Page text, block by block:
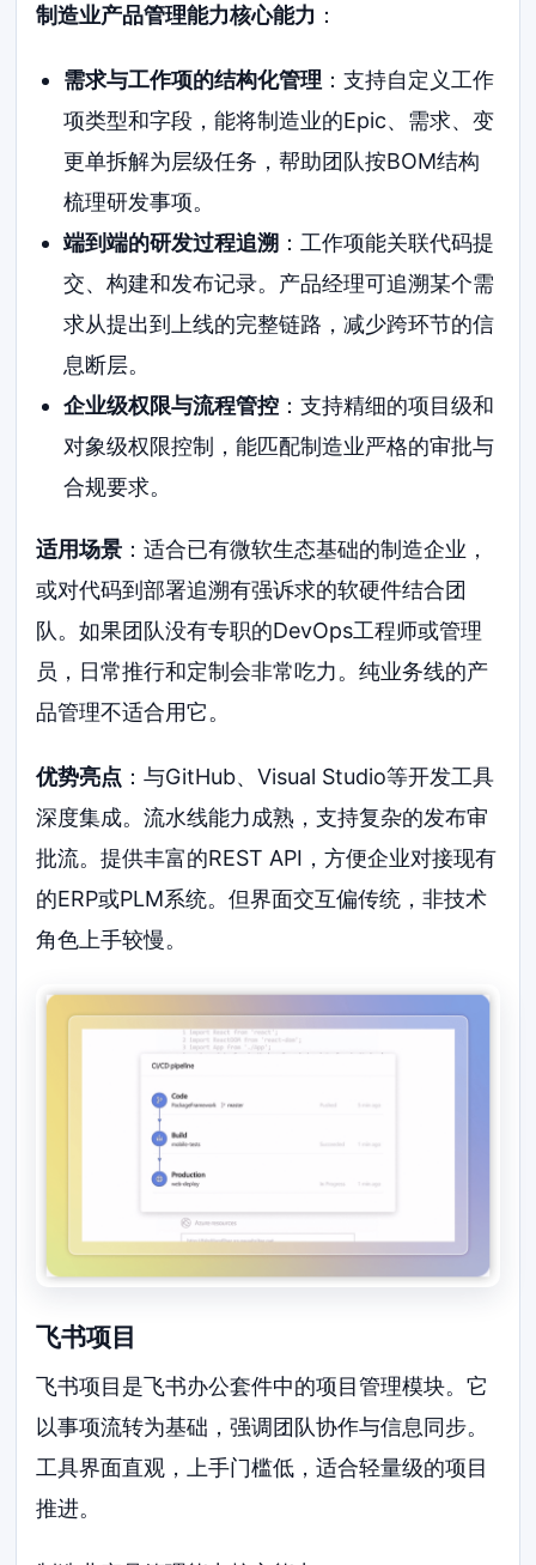
制造业产品管理能力核心能力 ：
需求与工作项的结构化管理 ：支持自定义工作
项类型和字段，能将制造业的Epic、需求、变
更单拆解为层级任务，帮助团队按BOM结构
梳理研发事项。
端到端的研发过程追溯 ：工作项能关联代码提
交、构建和发布记录。产品经理可追溯某个需
求从提出到上线的完整链路，减少跨环节的信
息断层。
企业级权限与流程管控：支持精细的项目级和
对象级权限控制，能匹配制造业严格的审批与
合规要求。
适用场景 ：适合已有微软生态基础的制造企业，
或对代码到部署追溯有强诉求的软硬件结合团
队。如果团队没有专职的DevOps工程师或管理
员，日常推行和定制会非常吃力。纯业务线的产
品管理不适合用它。
优势亮点 ：与GitHub、Visual Studio等开发工具
深度集成。流水线能力成熟，支持复杂的发布审
批流。提供丰富的REST API，方便企业对接现有
的ERP或PLM系统。但界面交互偏传统，非技术
角色上手较慢。
飞书项目
飞书项目是飞书办公套件中的项目管理模块。它
以事项流转为基础，强调团队协作与信息同步。
工具界面直观，上手门槛低，适合轻量级的项目
推进。